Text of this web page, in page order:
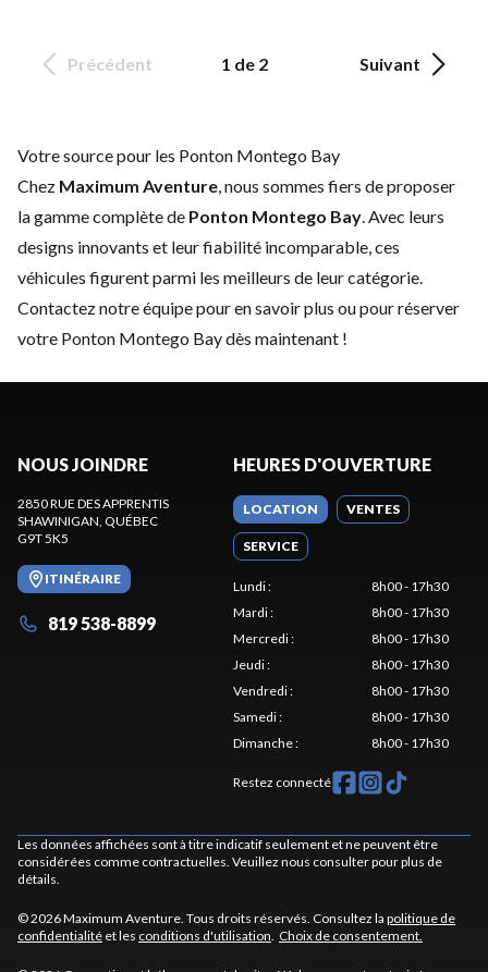
Précédent 1 de 2 Suivant
Votre source pour les Ponton Montego Bay
Chez Maximum Aventure, nous sommes fiers de proposer
la gamme complète de Ponton Montego Bay. Avec leurs
designs innovants et leur fiabilité incomparable, ces
véhicules figurent parmi les meilleurs de leur catégorie.
Contactez notre équipepour en savoir plus ou pour réserver
votre Ponton Montego Bay dès maintenant !
NOUS JOINDRE
2850 RUE DES APPRENTIS
SHAWINIGAN, QUÉBEC
G9T 5K5
ITINÉRAIRE
819 538-8899
HEURES D'OUVERTURE
LOCATION VENTES
SERVICE
Lundi:
8h00 - 17h30
Mardi:
8h00 - 17h30
Mercredi:
8h00 - 17h30
Jeudi:
8h00 - 17h30
Vendredi:
8h00 - 17h30
Samedi:
8h00 - 17h30
Dimanche: 8h00 - 17h30
Restez connecté
Les données affichées sont à titre indicatif seulement et ne peuvent être
considérées comme contractuelles. Veuillez nous consulter pour plus de
détails.
© 2026 Maximum Aventure. Tous droits réservés. Consultez la politique de
confidentialité et les conditions d'utilisation. Choix de consentement.